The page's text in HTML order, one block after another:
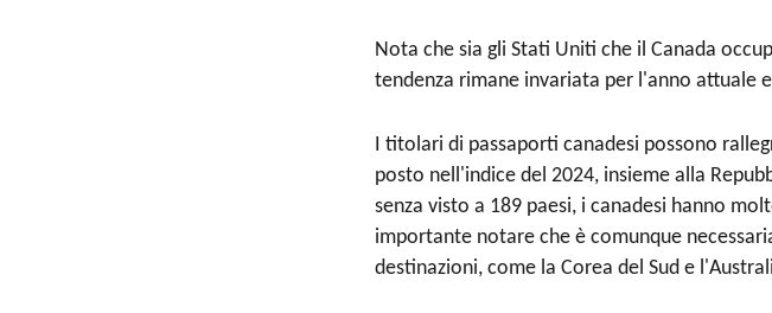
Nota che sia gli Stati Uniti che il Canada
tendenza rimane invariata per l'anno attuale
I titolari di passaporti canadesi possono
posto nell'indice del 2024, insieme alla
senza visto a 189 paesi, i canadesi hanno
importante notare che è comunque
destinazioni, come la Corea del Sud e